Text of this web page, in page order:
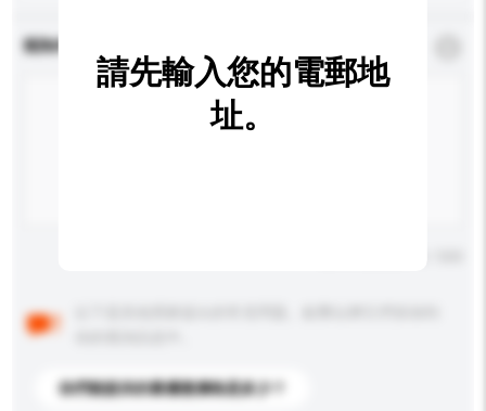
查詢內容
你們能提供的最優惠價格是多少？
請先輸入您的電郵地
址。